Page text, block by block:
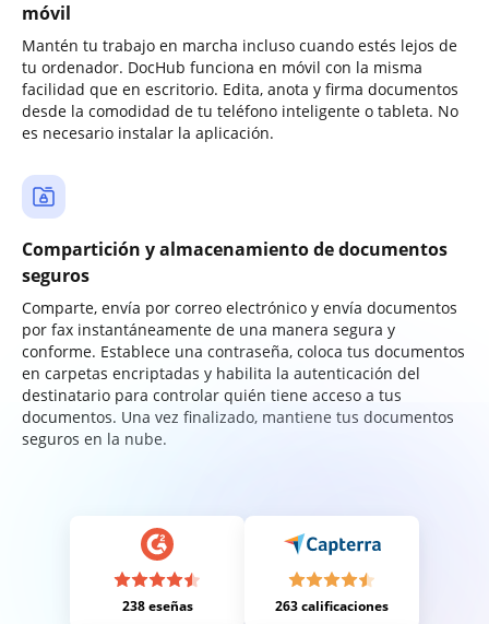
móvil
Mantén tu trabajo en marcha incluso cuando estés lejos de
tu ordenador. DocHub funciona en móvil con la misma
facilidad que en escritorio. Edita, anota y firma documentos
desde la comodidad de tu teléfono inteligente o tableta. No
es necesario instalar la aplicación.
Compartición y almacenamiento de documentos
seguros
Comparte, envía por correo electrónico y envía documentos
por fax instantáneamente de una manera segura y
conforme. Establece una contraseña, coloca tus documentos
en carpetas encriptadas y habilita la autenticación del
destinatario para controlar quién tiene acceso a tus
documentos. Una vez finalizado, mantiene tus documentos
seguros en la nube.
238 eseñas 263 calificaciones